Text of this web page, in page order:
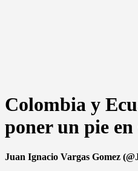
Colombia y
poner un pie
Juan Ignacio Vargas Gomez